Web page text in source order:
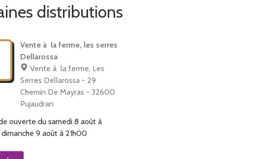
différents styles :
amusants)
travaillé
de macramé
naturelles
bracelets, pendentifs/colliers
le moment, l'inspiration, la météo, mais toujours des bijoux que j'aime et que je
à me suivre et à me contacter si une création vous plaît et que vous souhaitez
distributions
Vente à la ferme, les serres
Dellarossa
Vente à la ferme, Les
Serres Dellarossa - 29
Chemin De Mayras - 32600
Pujaudran
ouverte du samedi 8 août à
dimanche 9 août à 21h00